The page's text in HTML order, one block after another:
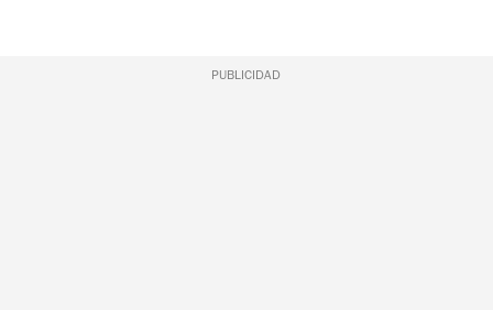
PUBLICIDAD